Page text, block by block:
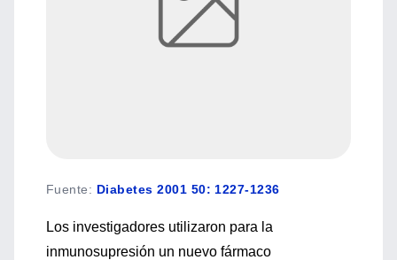
Fuente: Diabetes 2001 50: 1227-1236
Los investigadores utilizaron para la
inmunosupresión un nuevo fármaco